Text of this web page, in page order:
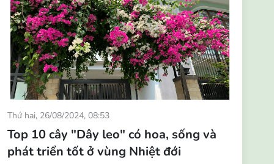
Thứ hai, 26/08/2024, 08:53
Top 10 cây "Dây leo" có hoa, sống và
phát triển tốt ở vùng Nhiệt đới